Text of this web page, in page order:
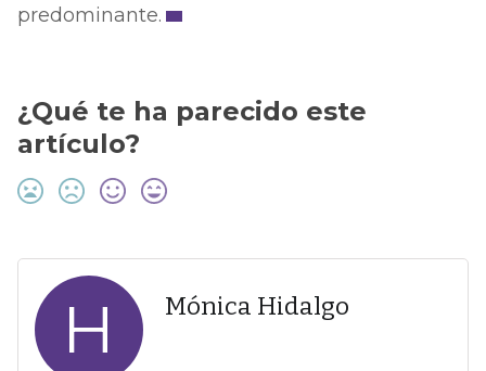
predominante.
¿Qué te ha parecido este
artículo?
H Mónica Hidalgo